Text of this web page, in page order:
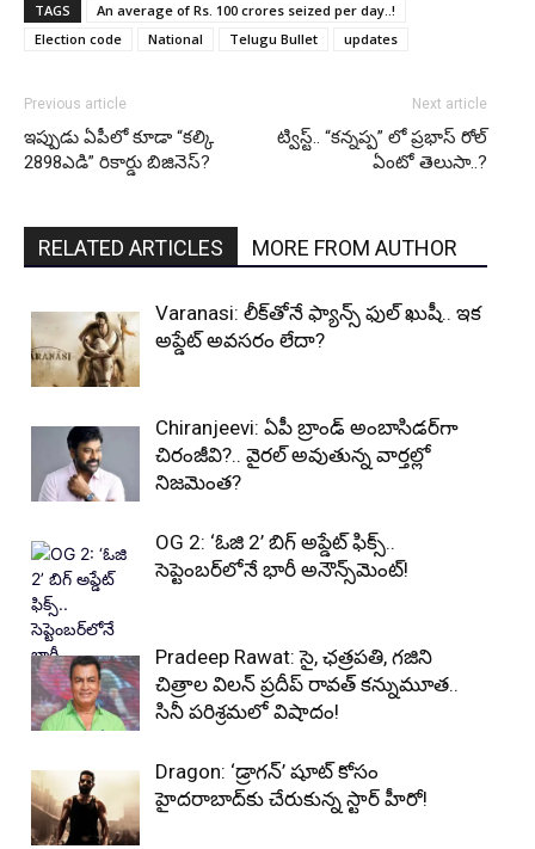
TAGS
An average of Rs. 100 crores seized per day..!
Election code
National Telugu Bullet updates
Previous article
ఇప్పుడు ఏపీలో కూడా “కల్కి
2898ఎడి” రికార్డు బిజినెస్?
Next article
ట్విస్ట్.. “కన్నప్ప” లో ప్రభాస్ రోల్
ఏంటో తెలుసా..?
RELATED ARTICLES MORE FROM AUTHOR
Varanasi: లీక్‌తోనే ఫ్యాన్స్ ఫుల్ ఖుషీ.. ఇక
అప్డేట్ అవసరం లేదా?
Chiranjeevi: ఏపీ బ్రాండ్ అంబాసిడర్‌గా
చిరంజీవి?.. వైరల్ అవుతున్న వార్తల్లో
నిజమెంత?
OG 2: ‘ఓజి 2’ బిగ్ అప్డేట్ ఫిక్స్..
సెప్టెంబర్‌లోనే భారీ అనౌన్స్‌మెంట్!
Pradeep Rawat: సై, ఛత్రపతి, గజిని
చిత్రాల విలన్ ప్రదీప్ రావత్ కన్నుమూత..
సినీ పరిశ్రమలో విషాదం!
Dragon: ‘డ్రాగన్’ షూట్ కోసం
హైదరాబాద్‌కు చేరుకున్న స్టార్ హీరో!